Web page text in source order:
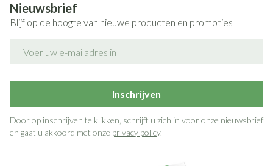
Nieuwsbrief
Blijf op de hoogte van nieuwe producten en promoties
Inschrijven
Door op inschrijven te klikken, schrijft u zich in voor onze nieuwsbrief
en gaat u akkoord met onze privacy policy.